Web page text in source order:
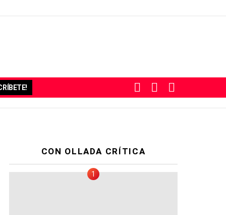
SWITCH
SKIN
BUSCAR
CON OLLADA CRÍTICA